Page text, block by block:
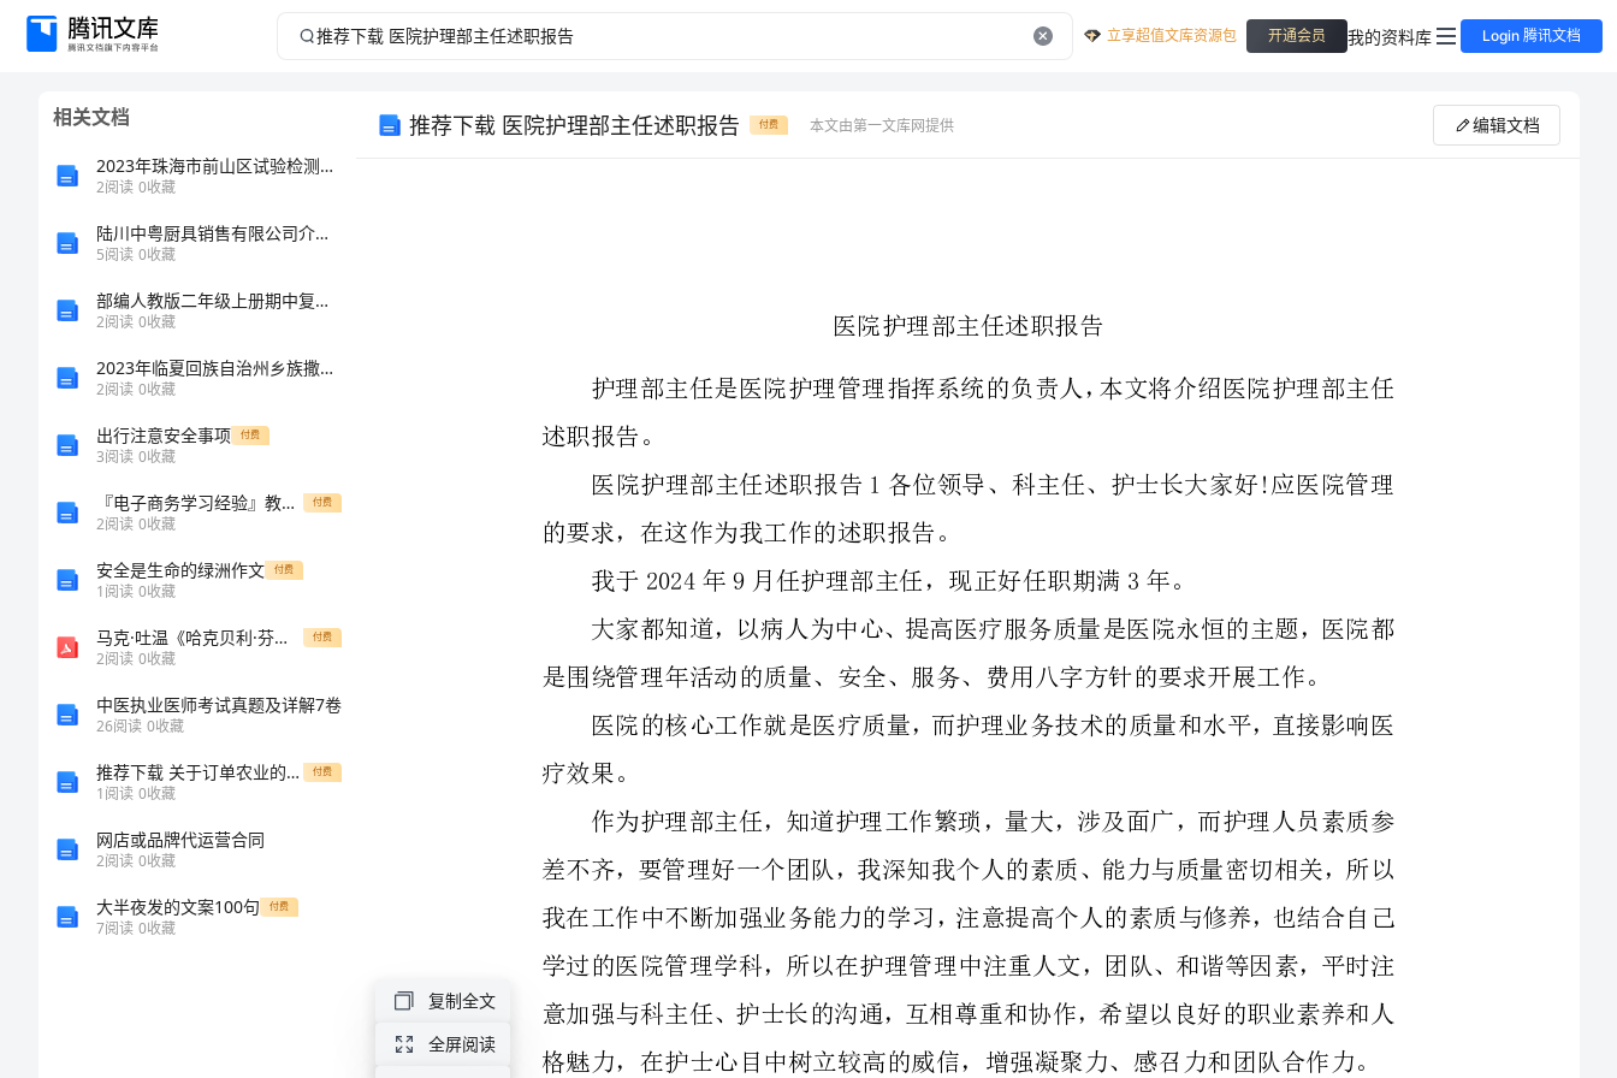
推
立享超值文库资源包 开通会员 我的资料库 Login 腾讯文档
相关文档
2023年珠海市前山区试验检测师之交通工程考试题库含答案【模拟题】
2阅读 0收藏
陆川中粤厨具销售有限公司介绍企业发展分析报告
5阅读 0收藏
部编人教版二年级上册期中复习资料
2阅读 0收藏
2023年临夏回族自治州乡族撒拉族自治县消防设施操作员消防设备高级技能考试题库【word】
2阅读 0收藏
出行注意安全事项 付费
3阅读 0收藏
『电子商务学习经验』教你如何优化全flash或局部flash的网站 电脑资料 付费
2阅读 0收藏
安全是生命的绿洲作文 付费
1阅读 0收藏
马克·吐温《哈克贝利·芬历险记》中的荒野解读 付费
2阅读 0收藏
中医执业医师考试真题及详解7卷
26阅读 0收藏
推荐下载 关于订单农业的社会实践调查报告 付费
1阅读 0收藏
网店或品牌代运营合同
2阅读 0收藏
大半夜发的文案100句 付费
7阅读 0收藏
推荐下载 医院护理部主任述职报告 付费 本文由第一文库网提供 编辑文档
持续护理质量改进作为护理部工作方向。
现由4方面总结我们护理部3年来的工作情况一、完善护理管理体系，建立
科学有效的护理质量管理和评价制度1、重新修订护士长工作手册，进一步完善
医院护理部主任述职报告1各位领导、科主任、护士长大家好!应医院管理
大家都知道，以病人为中心、提高医疗服务质量是医院永恒的主题，医院都
医院的核心工作就是医疗质量，而护理业务技术的质量和水平，直接影响医
作为护理部主任，知道护理工作繁琐，量大，涉及面广，而护理人员素质参
差不齐，要管理好一个团队，我深知我个人的素质、能力与质量密切相关，所以
我在工作中不断加强业务能力的学习，注意提高个人的素质与修养，也结合自己
格魅力，在护士心目中树立较高的威信，增强凝聚力、感召力和团队合作力。
当然，护理部的管理工作并不是一个人能做好的，3年来我延续护理部一贯
复制全文
全屏阅读